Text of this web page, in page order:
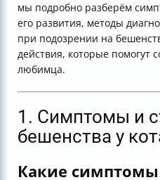
мы подробно разберём
его развития, методы
при подозрении на
действия, которые помогут
любимца.
1. Симптомы и
бешенства у
Какие